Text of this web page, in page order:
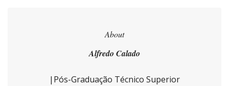
About
Alfredo Calado
|Pós-Graduação Técnico Superior